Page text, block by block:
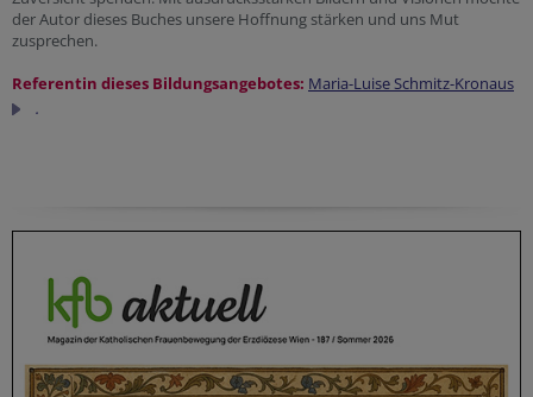
der Autor dieses Buches unsere Hoffnung stärken und uns Mut
zusprechen.
Referentin dieses Bildungsangebotes: Maria-Luise Schmitz-Kronaus
.